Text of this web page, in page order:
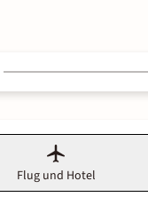
Flug und Hotel